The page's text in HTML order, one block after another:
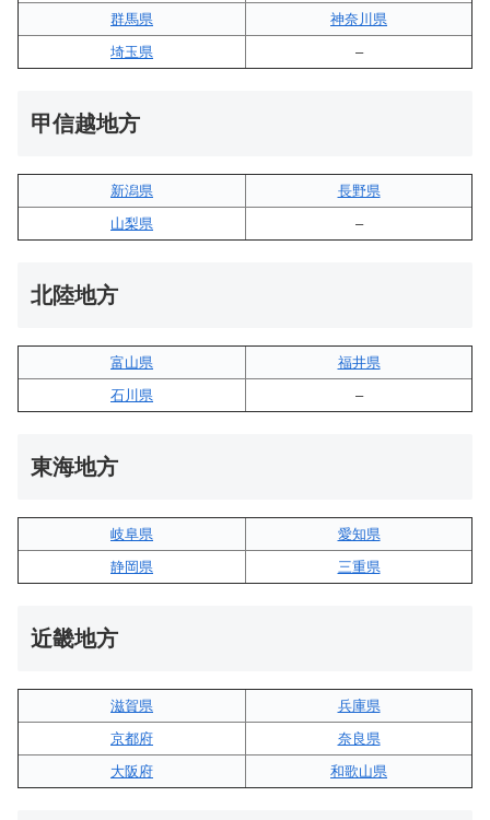
群馬県
神奈川県
埼玉県
–
甲信越地方
新潟県
長野県
山梨県
–
北陸地方
富山県
福井県
石川県
–
東海地方
岐阜県
愛知県
静岡県
三重県
近畿地方
滋賀県
兵庫県
京都府
奈良県
大阪府
和歌山県